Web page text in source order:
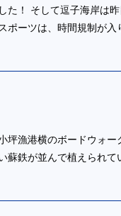
た！ そして逗子海岸は
ポーツは、時間規制が入
坪漁港横のボードウォー
蘇鉄が並んで植えられて